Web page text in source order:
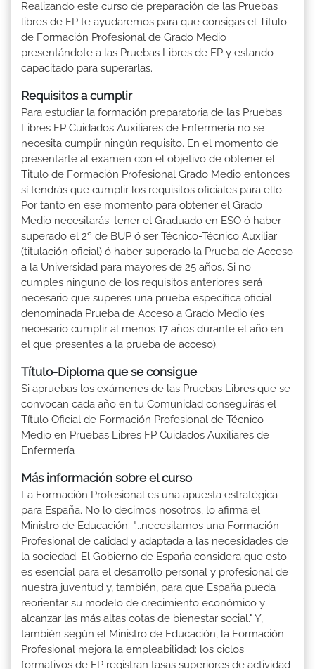
Realizando este curso de preparación de las Pruebas
libres de FP te ayudaremos para que consigas el Título
de Formación Profesional de Grado Medio
presentándote a las Pruebas Libres de FP y estando
capacitado para superarlas.
Requisitos a cumplir
Para estudiar la formación preparatoria de las Pruebas
Libres FP Cuidados Auxiliares de Enfermería no se
necesita cumplir ningún requisito. En el momento de
presentarte al examen con el objetivo de obtener el
Titulo de Formación Profesional Grado Medio entonces
sí tendrás que cumplir los requisitos oficiales para ello.
Por tanto en ese momento para obtener el Grado
Medio necesitarás: tener el Graduado en ESO ó haber
superado el 2º de BUP ó ser Técnico-Técnico Auxiliar
(titulación oficial) ó haber superado la Prueba de Acceso
a la Universidad para mayores de 25 años. Si no
cumples ninguno de los requisitos anteriores será
necesario que superes una prueba específica oficial
denominada Prueba de Acceso a Grado Medio (es
necesario cumplir al menos 17 años durante el año en
el que presentes a la prueba de acceso).
Título-Diploma que se consigue
Si apruebas los exámenes de las Pruebas Libres que se
convocan cada año en tu Comunidad conseguirás el
Título Oficial de Formación Profesional de Técnico
Medio en Pruebas Libres FP Cuidados Auxiliares de
Enfermería
Más información sobre el curso
La Formación Profesional es una apuesta estratégica
para España. No lo decimos nosotros, lo afirma el
Ministro de Educación: "...necesitamos una Formación
Profesional de calidad y adaptada a las necesidades de
la sociedad. El Gobierno de España considera que esto
es esencial para el desarrollo personal y profesional de
nuestra juventud y, también, para que España pueda
reorientar su modelo de crecimiento económico y
alcanzar las más altas cotas de bienestar social." Y,
también según el Ministro de Educación, la Formación
Profesional mejora la empleabilidad: los ciclos
formativos de FP registran tasas superiores de actividad